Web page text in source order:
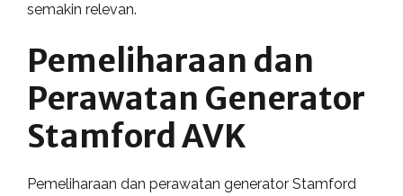
semakin relevan.
Pemeliharaan dan
Perawatan Generator
Stamford AVK
Pemeliharaan dan perawatan generator Stamford